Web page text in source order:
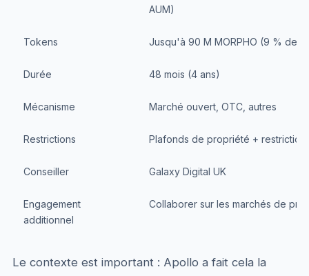
AUM)
Tokens Jusqu'à 90 M MORPHO (9 % de
Durée 48 mois (4 ans)
Mécanisme Marché ouvert, OTC, autres
Restrictions Plafonds de propriété +
Conseiller Galaxy Digital UK
Engagement
additionnel
Collaborer sur les marchés de
Le contexte est important : Apollo a fait cela la